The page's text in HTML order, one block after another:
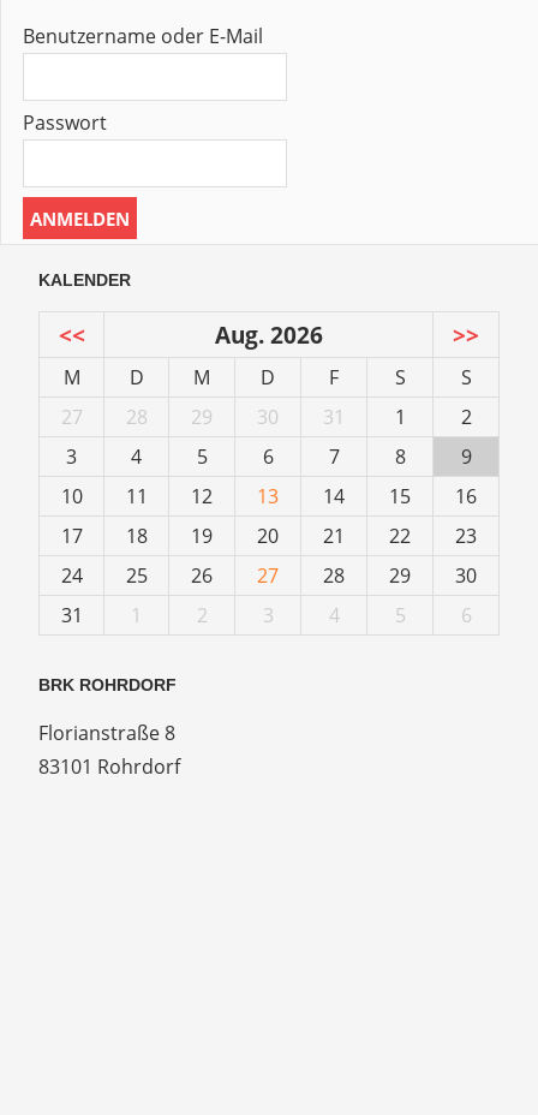
Benutzername oder E-Mail
Passwort
KALENDER
<< Aug. 2026 >>
M D M D F S
S
27
28 29 30 31 1
2
3
4 5 6 7 8
9
10
11 12 13 14 15
16
17
18 19 20 21 22
23
24
25 26 27 28 29
30
31
1 2 3 4 5 6
BRK ROHRDORF
Florianstraße 8
83101 Rohrdorf